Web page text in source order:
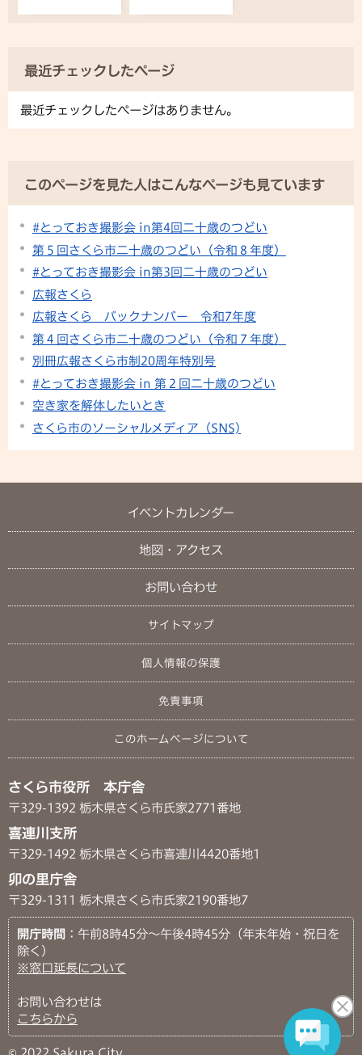
最近チェックしたページ
最近チェックしたページはありません。
このページを見た人はこんなページも見ています
#とっておき撮影会 in第4回二十歳のつどい
第５回さくら市二十歳のつどい（令和８年度）
#とっておき撮影会 in第3回二十歳のつどい
広報さくら
広報さくら バックナンバー 令和7年度
第４回さくら市二十歳のつどい（令和７年度）
別冊広報さくら市制20周年特別号
#とっておき撮影会 in 第２回二十歳のつどい
空き家を解体したいとき
さくら市のソーシャルメディア（SNS)
イベントカレンダー
地図・アクセス
お問い合わせ
サイトマップ
個人情報の保護
免責事項
このホームページについて
さくら市役所 本庁舎
〒329-1392 栃木県さくら市氏家2771番地
喜連川支所
〒329-1492 栃木県さくら市喜連川4420番地1
卯の里庁舎
〒329-1311 栃木県さくら市氏家2190番地7
開庁時間 ：午前8時45分～午後4時45分（年末年始・祝日を
除く）
※窓口延長について
お問い合わせは
こちらから